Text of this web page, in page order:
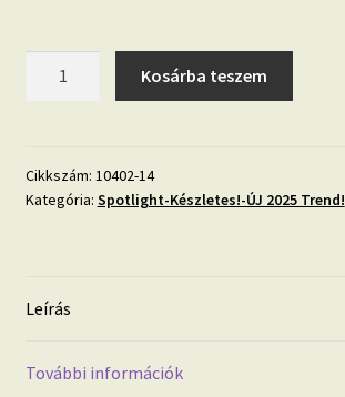
strukturált
levél
Kosárba teszem
Cikkszám: 10402-14
Kategória: Spotlight-Készletes!-ÚJ 2025 Trend!
Leírás
További információk